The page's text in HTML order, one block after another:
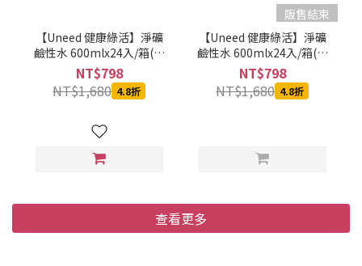
【Uneed 健康綠活】淨礦
鹼性水 600mlx24入/箱(兩
箱)
NT$798
NT$1,680 4.8折
販售結束
【Uneed 健康綠活】淨礦
鹼性水 600mlx24入/箱(兩
箱)
NT$798
NT$1,680 4.8折
查看更多